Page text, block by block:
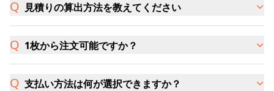
見積りの算出方法を教えてください
1枚から注文可能ですか？
支払い方法は何が選択できますか？